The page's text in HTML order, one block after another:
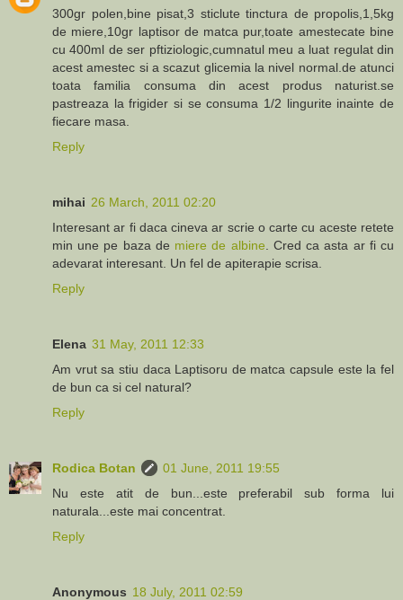
300gr polen,bine pisat,3 sticlute tinctura de propolis,1,5kg
de miere,10gr laptisor de matca pur,toate amestecate bine
cu 400ml de ser pftiziologic,cumnatul meu a luat regulat din
acest amestec si a scazut glicemia la nivel normal.de atunci
toata familia consuma din acest produs naturist.se
pastreaza la frigider si se consuma 1/2 lingurite inainte de
fiecare masa.
Reply
mihai 26 March, 2011 02:20
Interesant ar fi daca cineva ar scrie o carte cu aceste retete
min une pe baza de miere de albine . Cred ca asta ar fi cu
adevarat interesant. Un fel de apiterapie scrisa.
Reply
Elena 31 May, 2011 12:33
Am vrut sa stiu daca Laptisoru de matca capsule este la fel
de bun ca si cel natural?
Reply
Rodica Botan
01 June, 2011 19:55
Nu este atit de bun...este preferabil sub forma lui
naturala...este mai concentrat.
Reply
Anonymous 18 July, 2011 02:59